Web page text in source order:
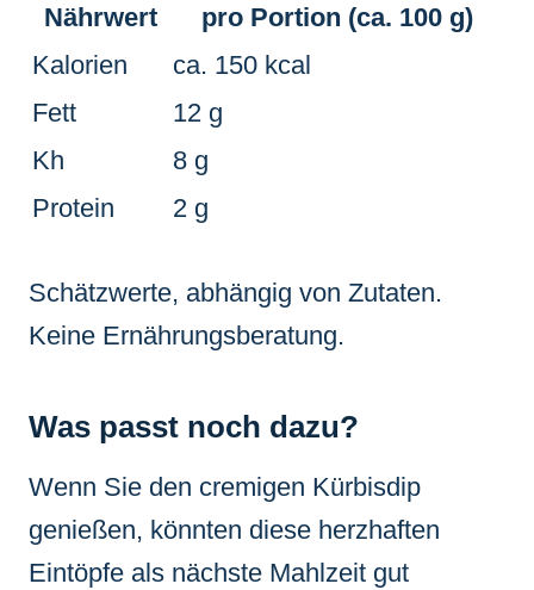
Nährwert
pro Portion (ca. 100 g)
Kalorien
ca. 150 kcal
Fett
12 g
Kh
8 g
Protein
2 g
Schätzwerte, abhängig von Zutaten.
Keine Ernährungsberatung.
Was passt noch dazu?
Wenn Sie den cremigen Kürbisdip
genießen, könnten diese herzhaften
Eintöpfe als nächste Mahlzeit gut